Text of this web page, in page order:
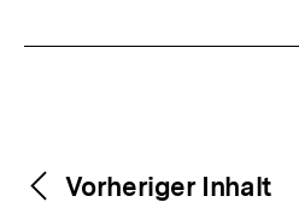
Weitere
Content-
Navigation
Vorheriger Inhalt